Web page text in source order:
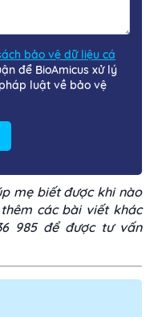
bảo vệ dữ liệu cá
để BioAmicus xử lý
luật về bảo vệ
mẹ biết được khi nào
các bài viết khác
985 để được tư vấn